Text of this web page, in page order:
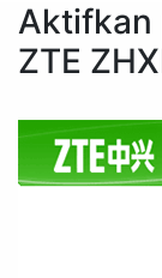
Aktifkan
ZTE